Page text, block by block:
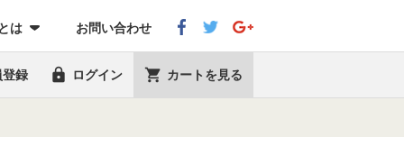
は お問い合わせ
登録  ログイン  カートを見る